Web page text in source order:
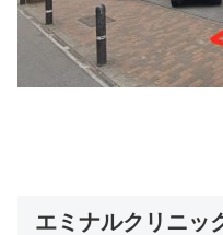
エミナルクリニッ